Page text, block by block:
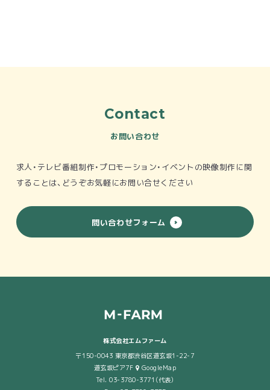
Contact
お問い合わせ
求人・テレビ番組制作・プロモーション・イベントの映像制作 に関
することは、どうぞお気軽にお問い合せください
問い合わせフォーム
株式会社エムファーム
〒150-0043 東京都渋谷区道玄坂1-22-7
道玄坂ピア7F
GoogleMap
Tel. 03-3780-3771（代表）